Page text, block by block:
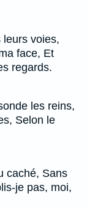
leurs voies,
face, Et
regards.
les reins,
Selon le
caché, Sans
je pas, moi,